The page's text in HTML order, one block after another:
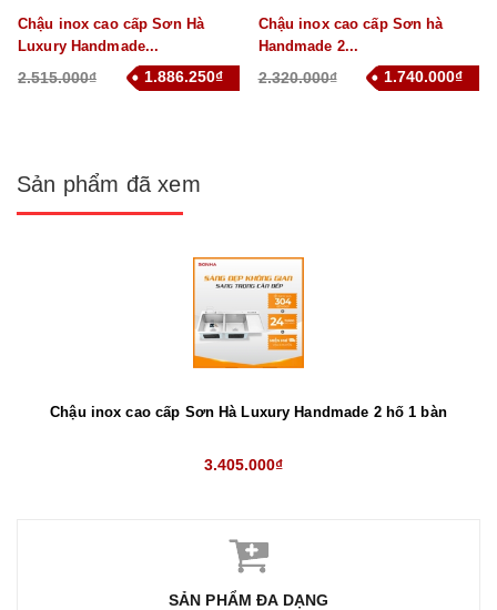
Chậu inox cao cấp Sơn Hà
Luxury Handmade...
2.515.000₫ 1.886.250₫
Chậu inox cao cấp Sơn hà
Handmade 2...
2.320.000₫ 1.740.000₫
Sản phẩm đã xem
Chậu inox cao cấp Sơn Hà Luxury Handmade 2 hố 1 bàn
3.405.000₫
SẢN PHẨM ĐA DẠNG